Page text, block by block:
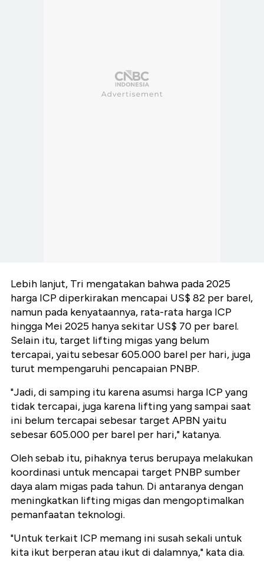
Lebih lanjut, Tri mengatakan bahwa pada 2025
harga ICP diperkirakan mencapai US$ 82 per barel,
namun pada kenyataannya, rata-rata harga ICP
hingga Mei 2025 hanya sekitar US$ 70 per barel.
Selain itu, target lifting migas yang belum
tercapai, yaitu sebesar 605.000 barel per hari, juga
turut mempengaruhi pencapaian PNBP.
"Jadi, di samping itu karena asumsi harga ICP yang
tidak tercapai, juga karena lifting yang sampai saat
ini belum tercapai sebesar target APBN yaitu
sebesar 605.000 per barel per hari," katanya.
Oleh sebab itu, pihaknya terus berupaya melakukan
koordinasi untuk mencapai target PNBP sumber
daya alam migas pada tahun. Di antaranya dengan
meningkatkan lifting migas dan mengoptimalkan
pemanfaatan teknologi.
"Untuk terkait ICP memang ini susah sekali untuk
kita ikut berperan atau ikut di dalamnya," kata dia.